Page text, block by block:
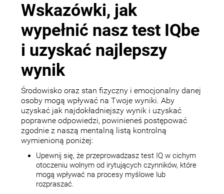
Wskazówki, jak
wypełnić nasz test IQbe
i uzyskać najlepszy
wynik
Środowisko oraz stan fizyczny i emocjonalny danej
osoby mogą wpływać na Twoje wyniki. Aby
uzyskać jak najdokładniejszy wynik i uzyskać
poprawne odpowiedzi, powinieneś postępować
zgodnie z naszą mentalną listą kontrolną
wymienioną poniżej:
Upewnij się, że przeprowadzasz test IQ w cichym
otoczeniu wolnym od irytujących czynników, które
mogą wpływać na procesy myślowe lub
rozpraszać.